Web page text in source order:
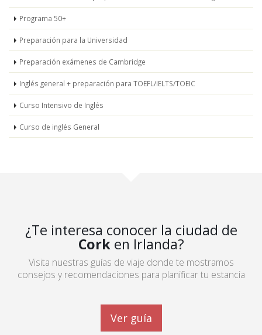
Programa 50+
Preparación para la Universidad
Preparación exámenes de Cambridge
Inglés general + preparación para TOEFL/IELTS/TOEIC
Curso Intensivo de Inglés
Curso de inglés General
¿Te interesa conocer la ciudad de
Corken Irlanda?
Visita nuestras guías de viaje donde te mostramos
consejos y recomendaciones para planificar tu estancia
Ver guía